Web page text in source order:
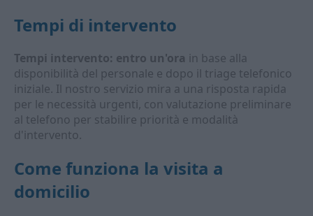
Tempi di intervento
Tempi intervento: entro un'ora in base alla
disponibilità del personale e dopo il triage telefonico
iniziale. Il nostro servizio mira a una risposta rapida
per le necessità urgenti, con valutazione preliminare
al telefono per stabilire priorità e modalità
d'intervento.
Come funziona la visita a
domicilio